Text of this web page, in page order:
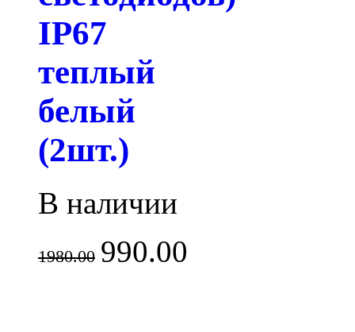
IP67
теплый
белый
(2шт.)
В наличии
1980.00 990.00